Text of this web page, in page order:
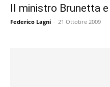
Il ministro Brunetta
Federico Lagni - 21 Ottobre 2009